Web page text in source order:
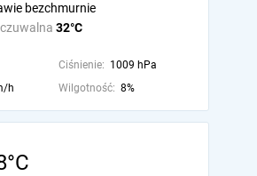
32°C
bezchmurnie
Ciśnienie: 1009 hPa
h Wilgotność: 8%